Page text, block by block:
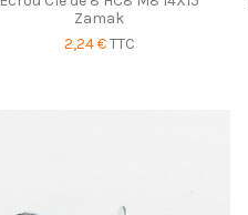
Zamak
2,24 €TTC